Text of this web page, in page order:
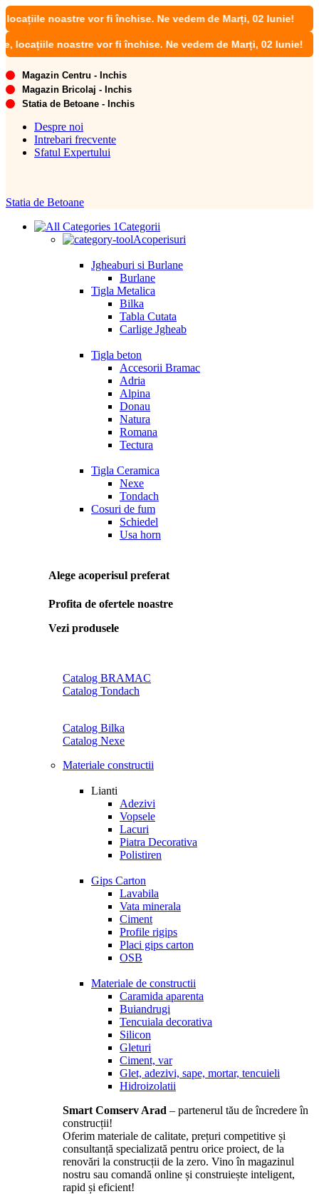
noastre vor fi închise. Ne vedem de Marți, 02 Iunie!
noastre vor fi închise. Ne vedem de Marți, 02 Iunie!
Magazin Centru - Inchis
Magazin Bricolaj - Inchis
Statia de Betoane - Inchis
Despre noi
Intrebari frecvente
Sfatul Expertului
Statia de Betoane
Categorii
Acoperisuri
Jgheaburi si Burlane
Burlane
Tigla Metalica
Bilka
Tabla Cutata
Carlige Jgheab
Tigla beton
Accesorii Bramac
Adria
Alpina
Donau
Natura
Romana
Tectura
Tigla Ceramica
Nexe
Tondach
Cosuri de fum
Schiedel
Usa horn
Alege acoperisul preferat
Profita de ofertele noastre
Vezi produsele
Catalog BRAMAC
Catalog Tondach
Catalog Bilka
Catalog Nexe
Materiale constructii
Lianti
Adezivi
Vopsele
Lacuri
Piatra Decorativa
Polistiren
Gips Carton
Lavabila
Vata minerala
Ciment
Profile rigips
Placi gips carton
OSB
Materiale de constructii
Caramida aparenta
Buiandrugi
Tencuiala decorativa
Silicon
Gleturi
Ciment, var
Glet, adezivi, sape, mortar, tencuieli
Hidroizolatii
Smart Comserv Arad – partenerul tău de încredere în
construcții!
Oferim materiale de calitate, prețuri competitive și
consultanță specializată pentru orice proiect, de la
renovări la construcții de la zero. Vino în magazinul
nostru sau comandă online și construiește inteligent,
rapid și eficient!